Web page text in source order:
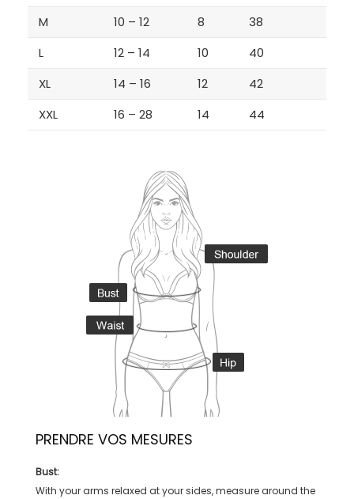
M
10 – 12 8
38
L
12 – 14 10
40
XL
14 – 16 12
42
XXL
16 – 28 14 44
PRENDRE VOS MESURES
Bust:
With your arms relaxed at your sides, measure around the